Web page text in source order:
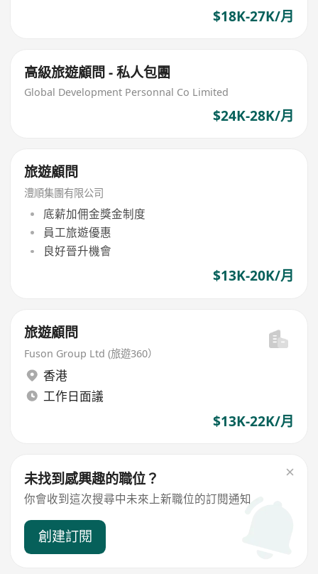
$18K-27K/月
高級旅遊顧問 - 私人包團
Global Development Personnal Co Limited
$24K-28K/月
旅遊顧問
澧順集團有限公司
底薪加佣金獎金制度
員工旅遊優惠
良好晉升機會
$13K-20K/月
旅遊顧問
Fuson Group Ltd (旅遊360）
香港
工作日面議
$13K-22K/月
未找到感興趣的職位？
你會收到這次搜尋中未來上新職位的訂閱通知
創建訂閱